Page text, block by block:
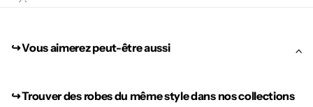
↪︎ Vous aimerez peut-être aussi
↪︎Trouver des robes du même style dans nos collections